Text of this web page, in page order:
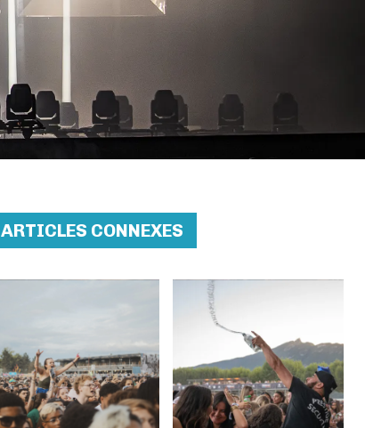
ARTICLES CONNEXES